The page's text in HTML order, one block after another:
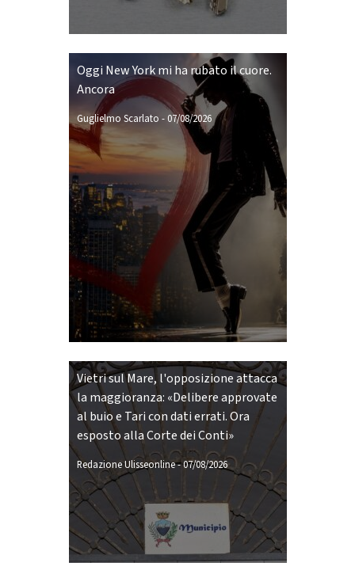
Oggi New York mi ha rubato il cuore.
Ancora
Guglielmo Scarlato -07/08/2026
Vietri sul Mare, l'opposizione attacca
la maggioranza: «Delibere approvate
al buio e Tari con dati errati. Ora
esposto alla Corte dei Conti»
Redazione Ulisseonline-07/08/2026